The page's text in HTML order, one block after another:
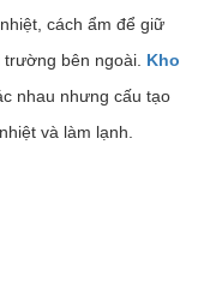
cách ẩm để giữ
bên ngoài. Kho
nhau nhưng cấu tạo
và làm lạnh.